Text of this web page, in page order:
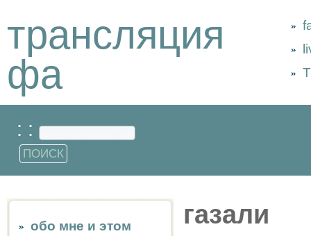
трансляция
фа
: :
обо мне и этом
газали